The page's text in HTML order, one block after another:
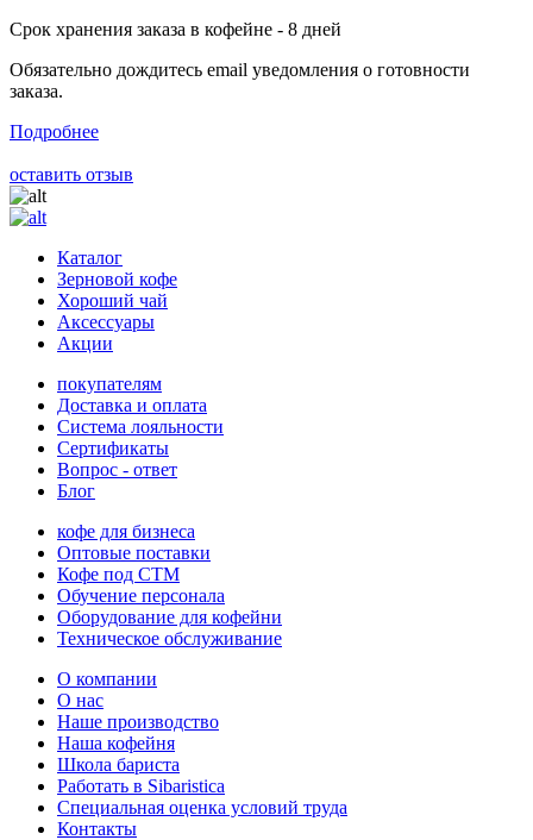
Срок хранения заказа в кофейне - 8 дней
Обязательно дождитесь email уведомления о готовности
заказа.
Подробнее
оставить отзыв
Каталог
Зерновой кофе
Хороший чай
Аксессуары
Акции
покупателям
Доставка и оплата
Система лояльности
Сертификаты
Вопрос - ответ
Блог
кофе для бизнеса
Оптовые поставки
Кофе под СТМ
Обучение персонала
Оборудование для кофейни
Техническое обслуживание
О компании
О нас
Наше производство
Наша кофейня
Школа бариста
Работать в Sibaristica
Специальная оценка условий труда
Контакты